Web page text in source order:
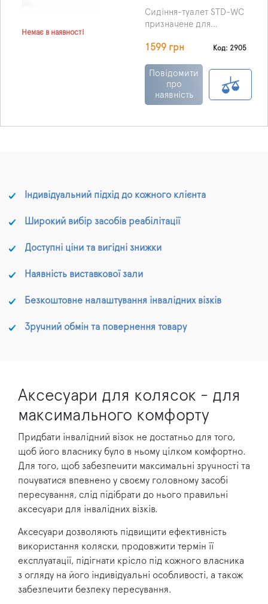
Немає в наявності
Сидіння-туалет STD-WC
призначене для
інвалідними візками
пристрій буде дуже
зручним як сидіння і як
туалет - два в одному.
1599 грн Код: 2905
Повідомити
про
наявність
Індивідуальний підхід до кожного клієнта
Широкий вибір засобів реабілітації
Доступні ціни та вигідні знижки
Наявність виставкової зали
Безкоштовне налаштування інвалідних візків
Зручний обмін та повернення товару
Аксесуари для колясок - для
максимального комфорту
Придбати інвалідний візок не достатньо для того,
щоб його власнику було в ньому цілком комфортно.
Для того, щоб забезпечити максимальні зручності та
почуватися впевнено у своєму головному засобі
пересування, слід підібрати до нього правильні
аксесуари для інвалідних візків.
Аксесуари дозволяють підвищити ефективність
використання коляски, продовжити термін її
експлуатації, підігнати крісло під кожного власника
з огляду на його індивідуальні особливості, а також
забезпечити безпеку пересування.